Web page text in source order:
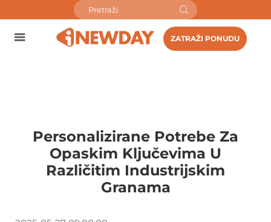
ZATRAŽI PONUDU
Personalizirane Potrebe Za
Opaskim Ključevima U
Različitim Industrijskim
Granama